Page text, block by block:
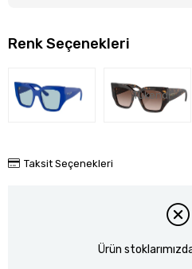
Renk Seçenekleri
Tükendi
Taksit Seçenekleri
Ürün